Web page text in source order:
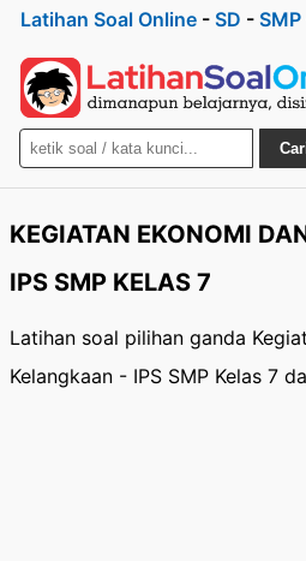
Latihan Soal Online - SD - SMP
KEGIATAN EKONOMI
IPS SMP KELAS 7
Latihan soal pilihan ganda
Kelangkaan - IPS SMP Kelas 7